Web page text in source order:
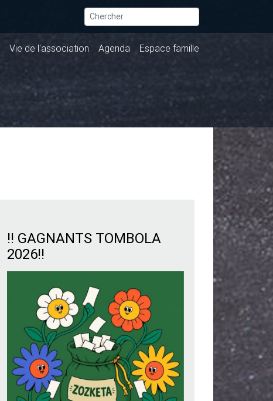
Vie de l'association Agenda Espace famille
!! GAGNANTS TOMBOLA
2026!!